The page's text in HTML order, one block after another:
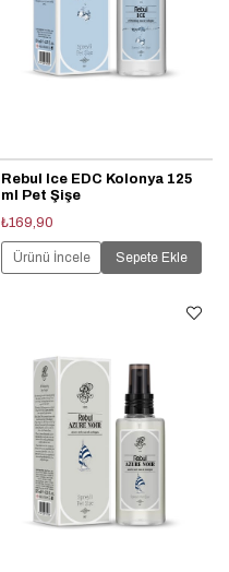
Rebul Ice EDC Kolonya 125
ml Pet Şişe
₺169,90
Ürünü İncele Sepete Ekle